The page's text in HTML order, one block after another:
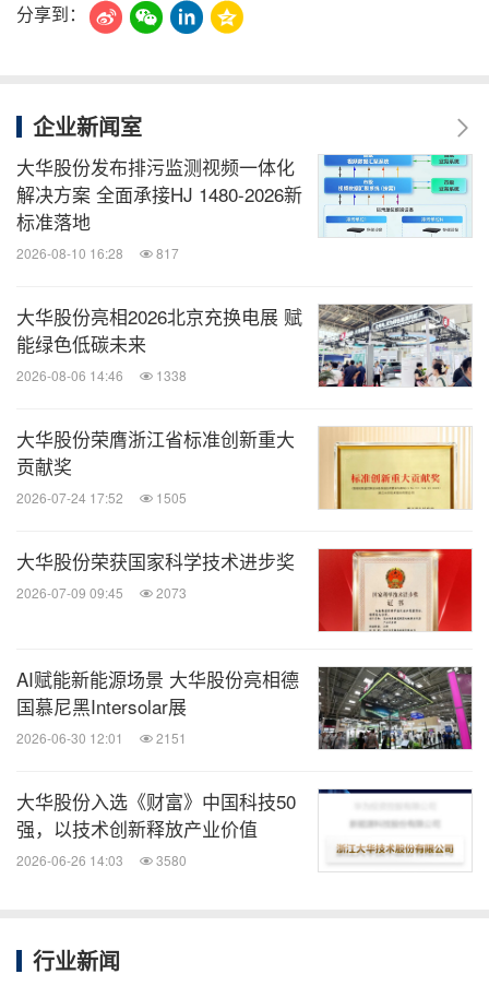
分享到：
企业新闻室
大华股份发布排污监测视频一体化
解决方案 全面承接HJ 1480-2026新
标准落地
2026-08-10 16:28 817
大华股份亮相2026北京充换电展 赋
能绿色低碳未来
2026-08-06 14:46 1338
大华股份荣膺浙江省标准创新重大
贡献奖
2026-07-24 17:52 1505
大华股份荣获国家科学技术进步奖
2026-07-09 09:45 2073
AI赋能新能源场景 大华股份亮相德
国慕尼黑Intersolar展
2026-06-30 12:01 2151
大华股份入选《财富》中国科技50
强，以技术创新释放产业价值
2026-06-26 14:03 3580
行业新闻